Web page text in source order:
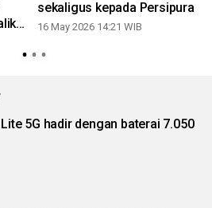
sekaligus kepada Persipura
16 May 2026 14:21 WIB
5G hadir dengan baterai 7.050